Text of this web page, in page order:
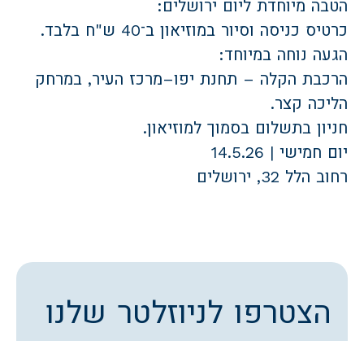
הטבה מיוחדת ליום ירושלים:
כרטיס כניסה וסיור במוזיאון ב־40 ש"ח בלבד.
הגעה נוחה במיוחד:
הרכבת הקלה – תחנת יפו–מרכז העיר, במרחק
הליכה קצר.
חניון בתשלום בסמוך למוזיאון.
יום חמישי | 14.5.26
רחוב הלל 32, ירושלים
הצטרפו לניוזלטר שלנו